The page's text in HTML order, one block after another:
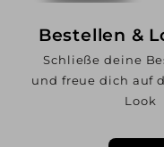
Bestellen &
Schließe deine
und freue dich auf
Look